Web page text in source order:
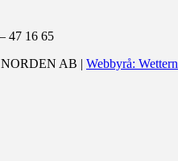
47 16 65
AB | Webbyrå: Wettern